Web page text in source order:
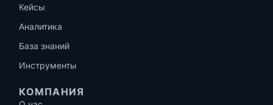
Кейсы
Аналитика
База знаний
Инструменты
КОМПАНИЯ